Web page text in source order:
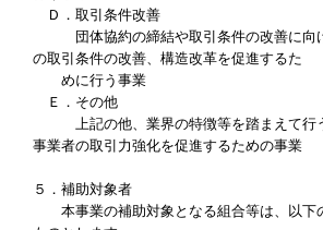
Ｄ．取引条件改善
団体協約の締結や取引条件の改善に向
の取引条件の改善、構造改革を促進するた
めに行う事業
Ｅ．その他
上記の他、業界の特徴等を踏まえて行
事業者の取引力強化を促進するための事業
５．補助対象者
本事業の補助対象となる組合等は、以下